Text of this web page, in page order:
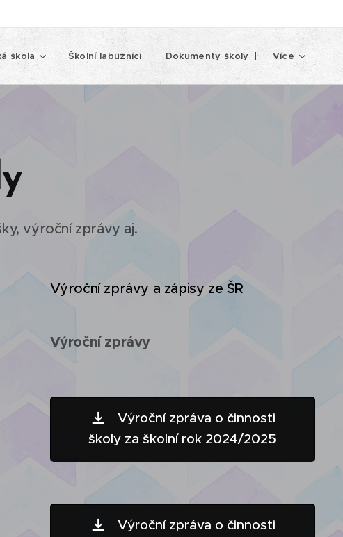
škola Školní labužníci Dokumenty školy Více
výroční zprávy aj.
Výroční zprávy a zápisy ze ŠR
Výroční zprávy
Výroční zpráva o činnosti
školy za školní rok 2024/2025
Výroční zpráva o činnosti